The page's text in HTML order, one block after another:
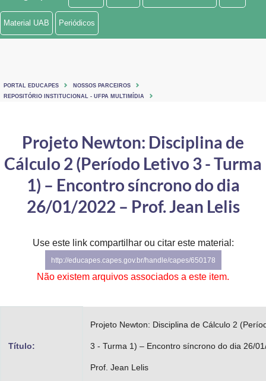
Ministério de Minas e Energia
Ministério do Turismo
Controladoria-Geral da União
Ministério da Mulher, da Família e dos Direitos Humanos
Secretaria-Geral
Gabinete de Segurança Institucional
Advocacia-Geral da União
Material UAB Periódicos
PORTAL EDUCAPES
NOSSOS PARCEIROS
REPOSITÓRIO INSTITUCIONAL - UFPA MULTIMÍDIA
Projeto Newton: Disciplina de
Cálculo 2 (Período Letivo 3 - Turma
1) – Encontro síncrono do dia
26/01/2022 – Prof. Jean Lelis
Use este link compartilhar ou citar este material:
http://educapes.capes.gov.br/handle/capes/650178
Não existem arquivos associados a este item.
Título:
Projeto Newton: Disciplina de Cálculo 2
3 - Turma 1) – Encontro síncrono do dia 26/
Prof. Jean Lelis